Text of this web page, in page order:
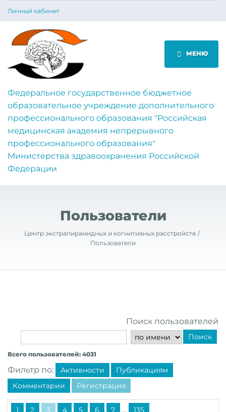
Личный кабинет
МЕНЮ
Федеральное государственное бюджетное
образовательное учреждение дополнительного
профессионального образования "Российская
медицинская академия непрерывного
профессионального образования"
Министерства здравоохранения Российской
Федерации
Пользователи
Центр экстрапирамидных и когнитивных расстройств
Пользователи
Поиск пользователей
Поиск
Всего пользователей: 4031
Фильтр по: Активности
Публикациям
Комментарии
Регистрация
1 2 3 4 5 6 7 ... 135